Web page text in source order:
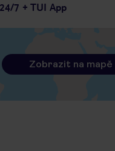
7 + TUI App
Zobrazit na mapě